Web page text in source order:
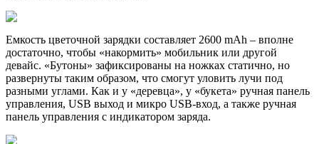
Емкость цветочной зарядки составляет 2600 mAh – вполне
достаточно, чтобы «накормить» мобильник или другой
девайс. «Бутоны» зафиксированы на ножках статично, но
развернуты таким образом, что смогут уловить лучи под
разными углами. Как и у «деревца», у «букета» ручная панель
управления, USB выход и микро USB-вход, а также ручная
панель управления с индикатором заряда.